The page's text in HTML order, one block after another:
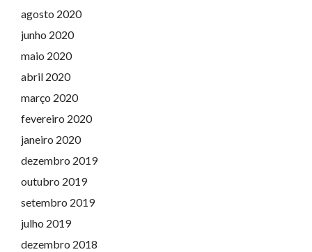
agosto 2020
junho 2020
maio 2020
abril 2020
março 2020
fevereiro 2020
janeiro 2020
dezembro 2019
outubro 2019
setembro 2019
julho 2019
dezembro 2018